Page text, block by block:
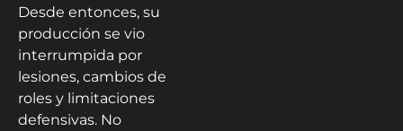
Desde entonces, su
producción se vio
interrumpida por
lesiones, cambios de
roles y limitaciones
defensivas. No